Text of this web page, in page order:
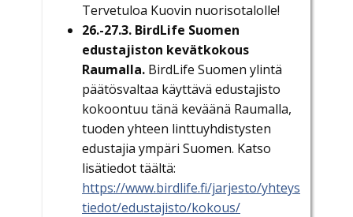
Tervetuloa Kuovin nuorisotalolle!
26.-27.3. BirdLife Suomen
edustajiston kevätkokous
Raumalla. BirdLife Suomen ylintä
päätösvaltaa käyttävä edustajisto
kokoontuu tänä keväänä Raumalla,
tuoden yhteen linttuyhdistysten
edustajia ympäri Suomen. Katso
lisätiedot täältä:
https://www.birdlife.fi/jarjesto/yhteys
tiedot/edustajisto/kokous/